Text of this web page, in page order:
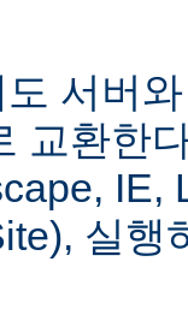
서버
교환한
IE,
실행